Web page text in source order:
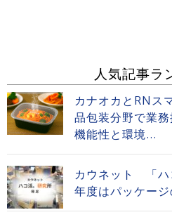
人気記事ラ
カナオカとRNス
品包装分野で業
機能性と環境...
カウネット 「
年度はパッケー